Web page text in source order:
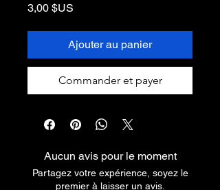
3,00 $US
Ajouter au panier
Commander et payer
Aucun avis pour le moment
Partagez votre expérience, soyez le
premier à laisser un avis.